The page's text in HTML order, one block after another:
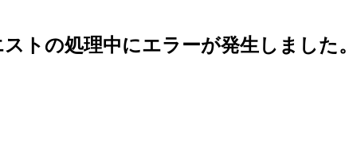
トの処理中にエラーが発生しました。